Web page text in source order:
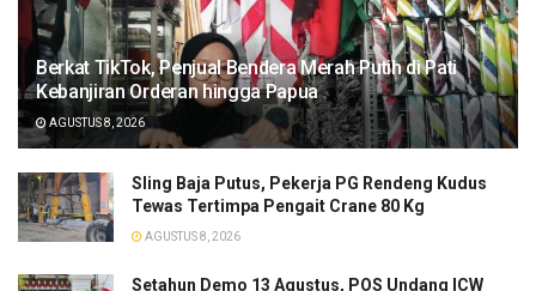
​Berkat TikTok, Penjual Bendera Merah Putih di Pati
Kebanjiran Orderan hingga Papua
AGUSTUS 8, 2026
Sling Baja Putus, Pekerja PG Rendeng Kudus
Tewas Tertimpa Pengait Crane 80 Kg
AGUSTUS 8, 2026
Setahun Demo 13 Agustus, POS Undang ICW